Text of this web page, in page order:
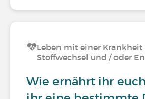
Leben mit einer Krankheit
Stoffwechsel und / oder
Wie ernährt ihr